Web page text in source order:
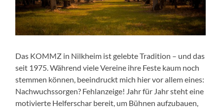
Das KOMMZ in Nilkheim ist gelebte Tradition – und das
seit 1975. Während viele Vereine ihre Feste kaum noch
stemmen können, beeindruckt mich hier vor allem eines:
Nachwuchssorgen? Fehlanzeige! Jahr für Jahr steht eine
motivierte Helferschar bereit, um Bühnen aufzubauen,